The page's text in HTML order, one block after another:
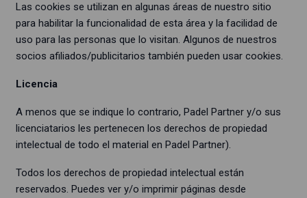
Las cookies se utilizan en algunas áreas de nuestro sitio
para habilitar la funcionalidad de esta área y la facilidad de
uso para las personas que lo visitan. Algunos de nuestros
socios afiliados/publicitarios también pueden usar cookies.
Licencia
A menos que se indique lo contrario, Padel Partner y/o sus
licenciatarios les pertenecen los derechos de propiedad
intelectual de todo el material en Padel Partner).
Todos los derechos de propiedad intelectual están
reservados. Puedes ver y/o imprimir páginas desde